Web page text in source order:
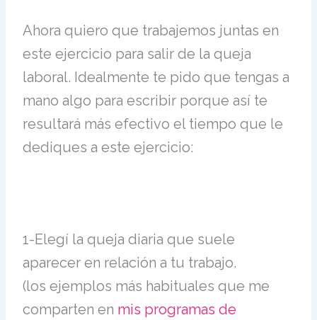
Ahora quiero que trabajemos juntas en
este ejercicio para salir de la queja
laboral. Idealmente te pido que tengas a
mano algo para escribir porque así te
resultará más efectivo el tiempo que le
dediques a este ejercicio:
1-Elegí la queja diaria que suele
aparecer en relación a tu trabajo.
(los ejemplos más habituales que me
comparten en mis programas de